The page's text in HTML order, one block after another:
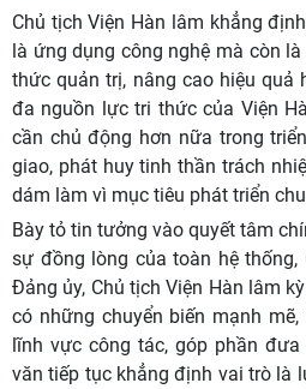
Chủ tịch Viện Hàn lâm khẳng
là ứng dụng công nghệ mà còn
thức quản trị, nâng cao hiệu quả
đa nguồn lực tri thức của Viện
cần chủ động hơn nữa trong
giao, phát huy tinh thần trách
dám làm vì mục tiêu phát triển
Bày tỏ tin tưởng vào quyết tâm
sự đồng lòng của toàn hệ thống,
Đảng ủy, Chủ tịch Viện Hàn lâm
có những chuyển biến mạnh
lĩnh vực công tác, góp phần
văn tiếp tục khẳng định vai trò là